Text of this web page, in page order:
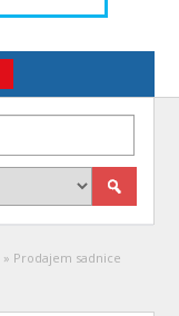
» Prodajem sadnice